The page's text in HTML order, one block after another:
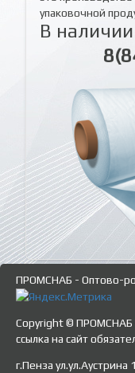
упаковочной
В
ПРОМСНАБ - Оптово-
Copyright © ПРОМСНАБ
ссылка на сайт
г.Пенза